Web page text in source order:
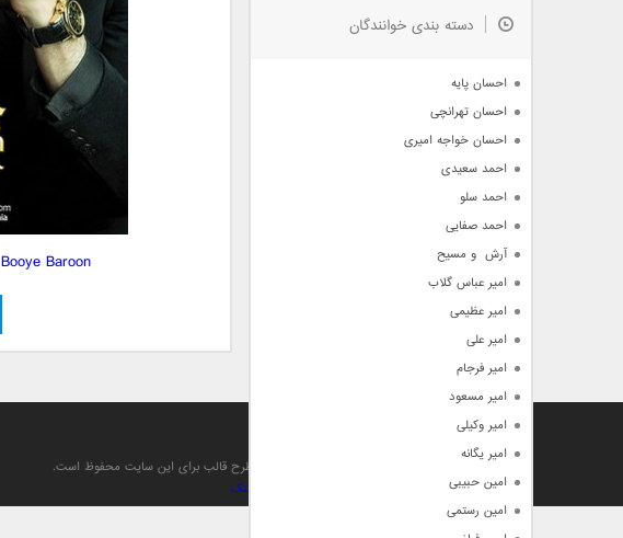
Booye Baroon
جدیدترین ها
دسته بندی خوانندگان
احسان پایه
احسان تهرانچی
احسان خواجه امیری
احمد سعیدی
احمد سلو
احمد صفایی
آرش  و مسیح
امیر عباس گلاب
امیر عظیمی
امیر علی
امیر فرجام
امیر مسعود
امیر وکیلی
امیر یگانه
امین حبیبی
امین رستمی
تمام حقوق مادی , معنوی , مطالب و طرح قالب برای این سایت محفوظ است.
بک لینک